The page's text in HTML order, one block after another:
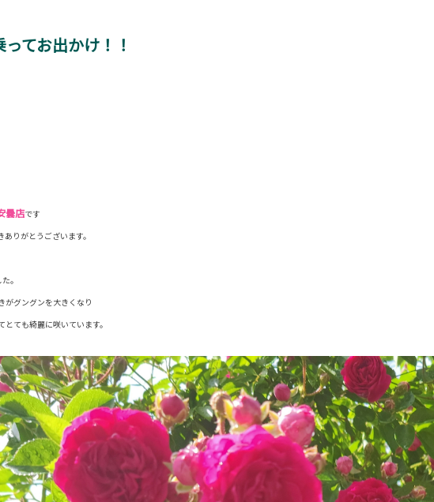
てお出かけ！！
曇店です
りがとうございます。
。
がグングンを大きくなり
ても綺麗に咲いています。